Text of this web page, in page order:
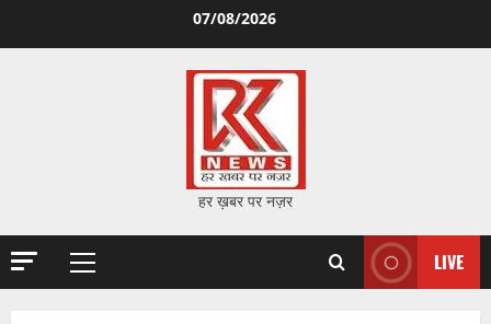
07/08/2026
हर ख़बर पर नज़र
Primary
LIVE